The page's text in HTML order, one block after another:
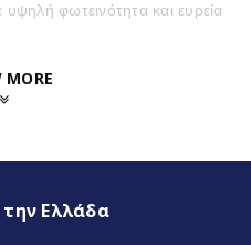
φωτεινότητα και ευρεία
μια σειρά από
φωτισμό
και το Android Auto™,
MORE
Ελλάδα